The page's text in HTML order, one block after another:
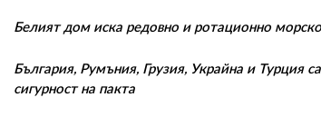
Белият дом иска редовно и ротационно
България, Румъния, Грузия, Украйна и Турция
сигурност на пакта